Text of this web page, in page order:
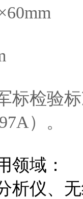
mm
标检验
）。
领域：
析仪、